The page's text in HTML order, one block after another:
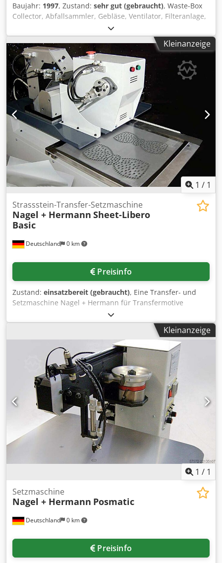
Baujahr: 1997, Zustand: sehr gut (gebraucht), Waste-Box
Collector, Abfallsammler, Gebläse, Ventilator, Filteranlage,
Radialventilator, Staubabsauggebläse, Ventilator,
Absaugung, Staubgebläse, Absaugung, Staubgebläse,
Absauganlage, Staub-Absauggerät,
Abscheider,Schweissrauchfilter, Schweissrauchabsaugung,
Rauchgassauglüfter -Staubabsauggebläse: mit Filtergase
-Überprüfgerät: der Abfallmenge und Abfallqualität in der
Abfallsaugung -für Probeentnahmen: an Karden oder
Reiniger -Motorleistung: 2,2 kW -Drehzahl: U/min -
Anschluss Eingang: 1x Ø 300 mm, 2x Ø 100 mm Cjdey
Uxmxjpfx Af Djrf -Abmessungen: 1200/800/H1700 mm -
Gewicht: 248 kg
Kleinanzeige
1 / 1
Deutschland 0 km
Strassstein-Transfer-Setzmaschine
Nagel + Hermann Sheet-Libero
Basic
Preisinfo
Zustand: einsatzbereit (gebraucht), Eine Transfer- und
Setzmaschine Nagel + Hermann für Transfermotive
(Strass-, Hotfix- oder Ähnliches) steht zur Verfügung.
Farben: unbegrenzt, Formen: unbegrenzt,
Produktionsleistung: 5000Elemente/h, max.
Motivdimensionen X/Y: 300mm/300mm,
Maschinendimensionen X/Y/Z: ca. 820mm/650mm/650mm,
Gewicht: ca. 120kg. Inklusive PC-Notebook, CAD-Programm,
4x Förderteller, 2x Aufspannplatten sowie diverse
Ersatzteile und Werkzeuge. Dokumentation vorhanden.
Eine Besichtigung vor Ort ist möglich. Crsdpfx Aozdul Tsf
Djf
Kleinanzeige
1 / 1
Deutschland 0 km
Setzmaschine
Nagel + Hermann Posmatic
Preisinfo